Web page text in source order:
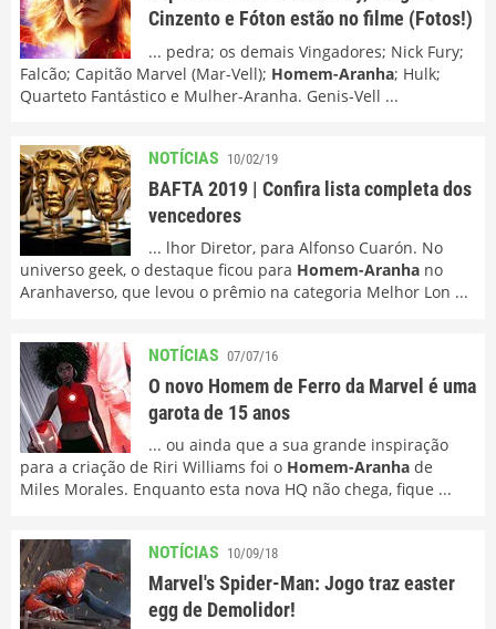
Cinzento e Fóton estão no filme (Fotos!)
... pedra; os demais Vingadores; Nick Fury;
Falcão; Capitão Marvel (Mar-Vell); Homem-Aranha; Hulk;
Quarteto Fantástico e Mulher-Aranha. Genis-Vell ...
NOTÍCIAS 10/02/19
BAFTA 2019 | Confira lista completa dos
vencedores
... lhor Diretor, para Alfonso Cuarón. No
universo geek, o destaque ficou para Homem-Aranha no
Aranhaverso, que levou o prêmio na categoria Melhor Lon ...
NOTÍCIAS 07/07/16
O novo Homem de Ferro da Marvel é uma
garota de 15 anos
... ou ainda que a sua grande inspiração
para a criação de Riri Williams foi o Homem-Aranha de
Miles Morales. Enquanto esta nova HQ não chega, fique ...
NOTÍCIAS 10/09/18
Marvel's Spider-Man: Jogo traz easter
egg de Demolidor!